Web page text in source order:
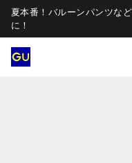
夏本番！バルーンパンツな
に！